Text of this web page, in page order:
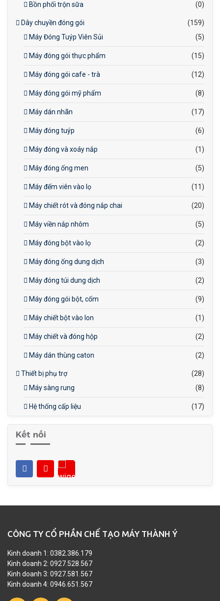
Bồn phối trộn sữa (0)
Dây chuyền đóng gói
(159)
Máy Đóng Tuýp Viên Sủi
(5)
Máy đóng gói thực phẩm (15)
Máy đóng gói cafe - trà (12)
Máy đóng gói mỹ phẩm (8)
Máy dán nhãn (17)
Máy đóng tuýp (6)
Máy đóng và xoáy nắp (1)
Máy đóng ống men (5)
Máy đếm viên vào lọ (11)
Máy chiết rót và đóng nắp chai (20)
Máy viền nắp nhôm (5)
Máy đóng bột vào lọ (2)
Máy đóng ống dung dịch (3)
Máy đóng túi dung dịch (2)
Máy đóng gói bột, cốm (9)
Máy chiết bột vào lon (1)
Máy chiết và đóng hộp (2)
Máy dán thùng caton (2)
Thiết bị phụ trợ
(28)
Máy sàng rung
(8)
Hệ thống cấp liệu (17)
Kết nối
CÔNG TY CỔ PHẦN CHẾ TẠO MÁY THÀNH Ý
Kinh doanh 1: 0382.386.179
Kinh doanh 2: 0927.528.567
Kinh doanh 3: 0927.581.567
Kinh doanh 4: 0946.651.567